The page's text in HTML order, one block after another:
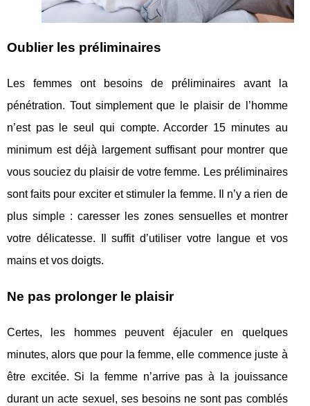
Oublier les préliminaires
Les femmes ont besoins de préliminaires avant la
pénétration. Tout simplement que le plaisir de l’homme
n’est pas le seul qui compte. Accorder 15 minutes au
minimum est déjà largement suffisant pour montrer que
vous souciez du plaisir de votre femme. Les préliminaires
sont faits pour exciter et stimuler la femme. Il n’y a rien de
plus simple : caresser les zones sensuelles et montrer
votre délicatesse. Il suffit d’utiliser votre langue et vos
mains et vos doigts.
Ne pas prolonger le plaisir
Certes, les hommes peuvent éjaculer en quelques
minutes, alors que pour la femme, elle commence juste à
être excitée. Si la femme n’arrive pas à la jouissance
durant un acte sexuel, ses besoins ne sont pas comblés